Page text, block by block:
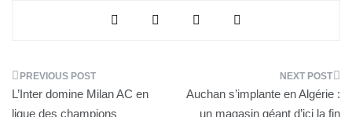
Navigation
L’Inter domine Milan AC en
ligue des champions
Auchan s’implante en Algérie :
un magasin géant d’ici la fin